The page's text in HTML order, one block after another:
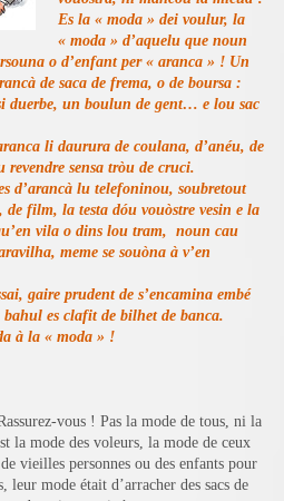
Es la « moda » dei voulur, la
« moda » d’aquelu que noun
o d’enfant per « aranca » ! Un
de saca de frema, o de boursa :
duerbe, un boulun de gent… e lou sac
li daurura de coulana, d’anéu, de
sensa tròu de cruci.
d’arancà lu telefoninou, soubretout
de film, la testa dóu vouòstre vesin e la
vila o dins lou tram, noun cau
meme se souòna à v’en
gaire prudent de s’encamina embé
es clafit de bilhet de banca.
à la « moda » !
vous ! Pas la mode de tous, ni la
la mode des voleurs, la mode de ceux
vieilles personnes ou des enfants pour
leur mode était d’arracher des sacs de